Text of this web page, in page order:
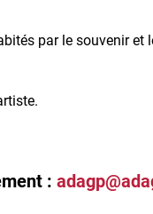
par le souvenir
: